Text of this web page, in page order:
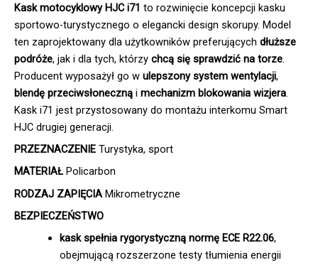
Kask motocyklowy HJC i71 to rozwinięcie koncepcji kasku
sportowo-turystycznego o elegancki design skorupy. Model
ten zaprojektowany dla użytkowników preferujących dłuższe
podróże, jak i dla tych, którzy chcą się sprawdzić na torze.
Producent wyposażył go w ulepszony system wentylacji,
blendę przeciwsłoneczną i mechanizm blokowania wizjera.
Kask i71 jest przystosowany do montażu interkomu Smart
HJC drugiej generacji.
PRZEZNACZENIE Turystyka, sport
MATERIAŁ Policarbon
RODZAJ ZAPIĘCIA Mikrometryczne
BEZPIECZEŃSTWO
kask spełnia rygorystyczną normę ECE R22.06,
obejmującą rozszerzone testy tłumienia energii